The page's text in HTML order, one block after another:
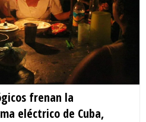
frenan la
eléctrico de Cuba,